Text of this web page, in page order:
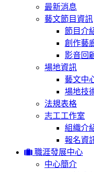
最新消息
藝文節目資訊
節目介
創作藝
影音回
場地資訊
藝文中
場地技
法規表格
志工工作室
組織介
報名資
職涯發展中心
中心簡介